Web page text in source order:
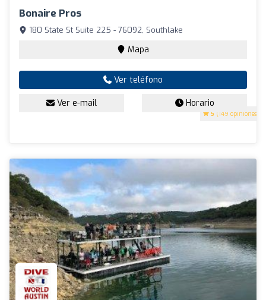
Bonaire Pros
5 (149 opiniones)
180 State St Suite 225 - 76092, Southlake
Mapa
Ver teléfono
Ver e-mail Horario